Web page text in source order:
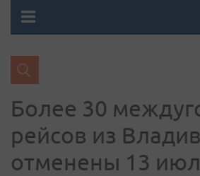
Более 30
рейсов из
отменены 13